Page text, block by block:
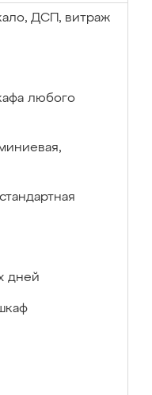
ДСП, витраж
любого
стандартная
дней